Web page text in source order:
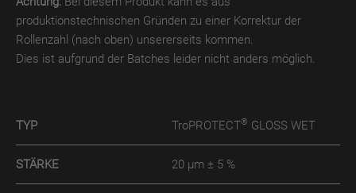
TroTEMPTATION
WET
TroTEMPTATION
TroPURELINE
produktionstechnischen Gründen zu einer Korrektur der
Rollenzahl (nach oben) unsererseits kommen.
Dies ist aufgrund der Batches leider nicht anders möglich.
TYP TroPROTECT® GLOSS WET
STÄRKE 20 µm ± 5 %